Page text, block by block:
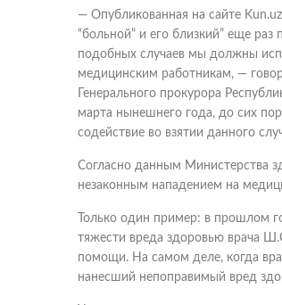
— Опубликованная на сайте
“больной” и его близкий” еще
подобных случаев мы должны
медицинским работникам, —
Генерального прокурора
марта нынешнего года, до сих
содействие во взятии данного
Согласно данным Министерства
незаконным нападением на
Только один пример: в прошлом
тяжести вреда здоровью врача
помощи. На самом деле, когда
нанесший непоправимый вред